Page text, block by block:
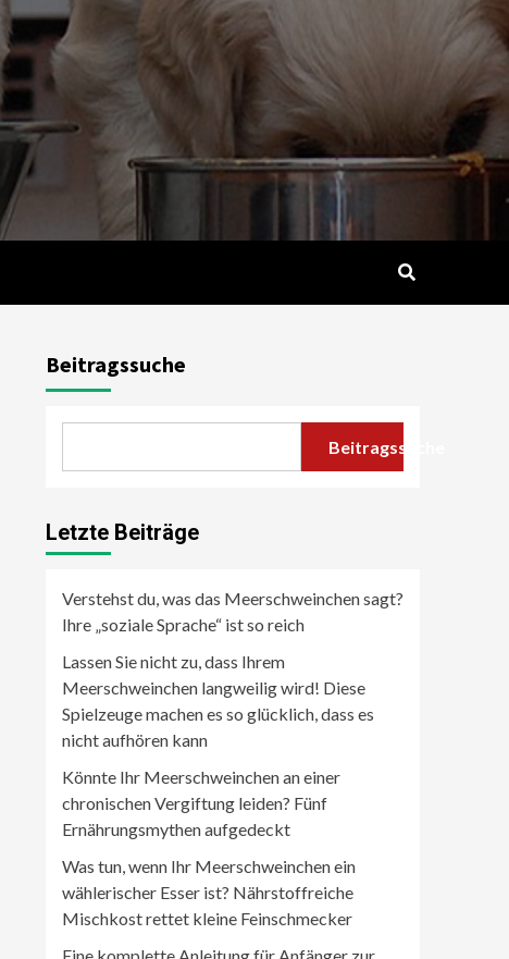
Beitragssuche
Beitragssuche
Letzte Beiträge
Verstehst du, was das Meerschweinchen sagt?
Ihre „soziale Sprache“ ist so reich
Lassen Sie nicht zu, dass Ihrem
Meerschweinchen langweilig wird! Diese
Spielzeuge machen es so glücklich, dass es
nicht aufhören kann
Könnte Ihr Meerschweinchen an einer
chronischen Vergiftung leiden? Fünf
Ernährungsmythen aufgedeckt
Was tun, wenn Ihr Meerschweinchen ein
wählerischer Esser ist? Nährstoffreiche
Mischkost rettet kleine Feinschmecker